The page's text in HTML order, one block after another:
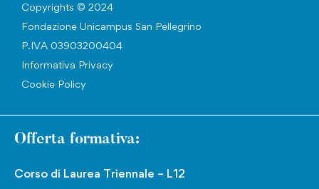
Copyrights © 2024
Fondazione Unicampus San Pellegrino
P.IVA 03903200404
Informativa Privacy
Cookie Policy
Offerta formativa:
Corso di Laurea Triennale – L12